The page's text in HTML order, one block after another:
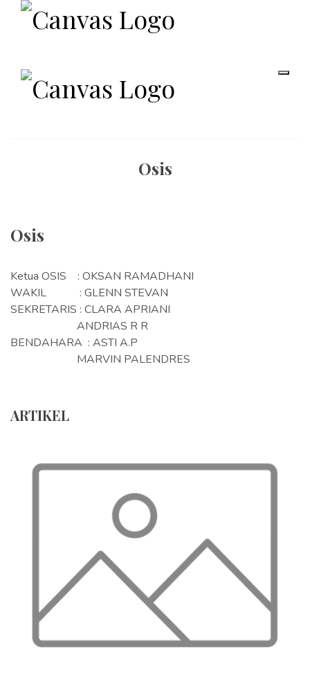
Osis
Osis
Ketua OSIS : OKSAN RAMADHANI
WAKIL : GLENN STEVAN
SEKRETARIS : CLARA APRIANI
ANDRIAS R R
BENDAHARA : ASTI A.P
MARVIN PALENDRES
ARTIKEL